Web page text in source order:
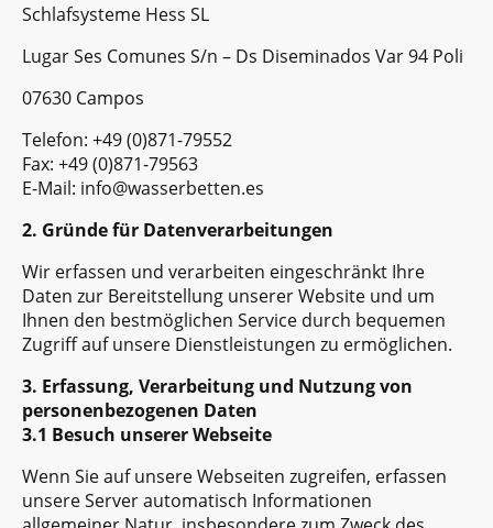
Schlafsysteme Hess SL
Lugar Ses Comunes S/n – Ds Diseminados Var 94 Poli
07630 Campos
Telefon: +49 (0)871-79552
Fax: +49 (0)871-79563
E-Mail: info@wasserbetten.es
2. Gründe für Datenverarbeitungen
Wir erfassen und verarbeiten eingeschränkt Ihre
Daten zur Bereitstellung unserer Website und um
Ihnen den bestmöglichen Service durch bequemen
Zugriff auf unsere Dienstleistungen zu ermöglichen.
3. Erfassung, Verarbeitung und Nutzung von
personenbezogenen Daten
3.1 Besuch unserer Webseite
Wenn Sie auf unsere Webseiten zugreifen, erfassen
unsere Server automatisch Informationen